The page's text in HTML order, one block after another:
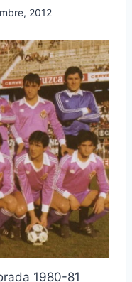
2012
1980-81